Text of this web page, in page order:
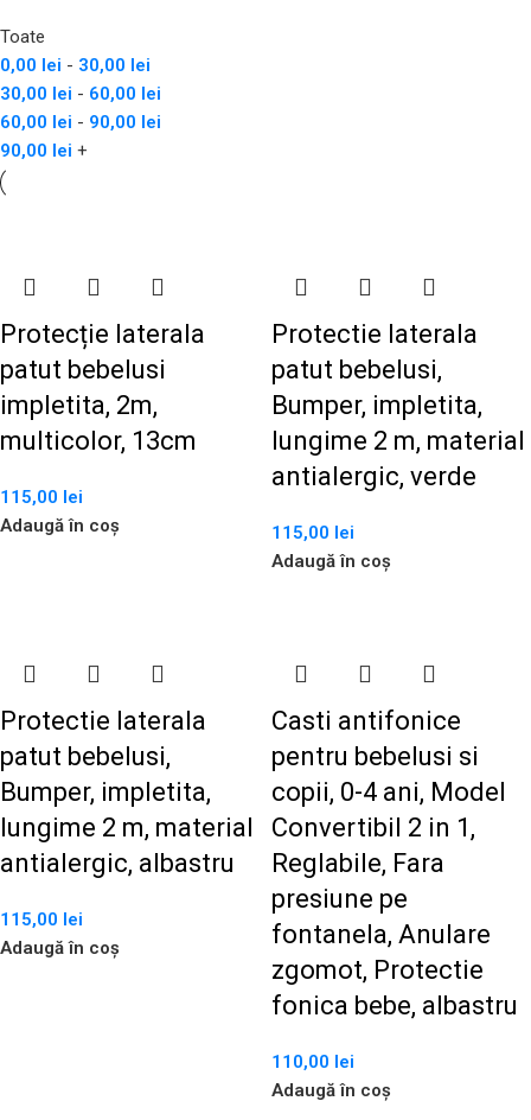
Toate
0,00 lei - 30,00 lei
30,00 lei - 60,00 lei
60,00 lei - 90,00 lei
90,00 lei +
Protecție laterala
patut bebelusi
impletita, 2m,
multicolor, 13cm
115,00 lei
Adaugă în coș
Protectie laterala
patut bebelusi,
Bumper, impletita,
lungime 2 m, material
antialergic, verde
115,00 lei
Adaugă în coș
Protectie laterala
patut bebelusi,
Bumper, impletita,
lungime 2 m, material
antialergic, albastru
115,00 lei
Adaugă în coș
Casti antifonice
pentru bebelusi si
copii, 0-4 ani, Model
Convertibil 2 in 1,
Reglabile, Fara
presiune pe
fontanela, Anulare
zgomot, Protectie
fonica bebe, albastru
110,00 lei
Adaugă în coș